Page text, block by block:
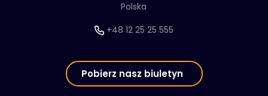
Polska
+48 12 25 25 555
Pobierz nasz biuletyn